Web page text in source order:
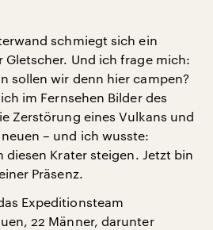
schmiegt sich ein
Gletscher. Und ich frage mich:
sollen wir denn hier campen?
im Fernsehen Bilder des
Zerstörung eines Vulkans und
– und ich wusste:
Krater steigen. Jetzt bin
Präsenz.
Expeditionsteam
22 Männer, darunter